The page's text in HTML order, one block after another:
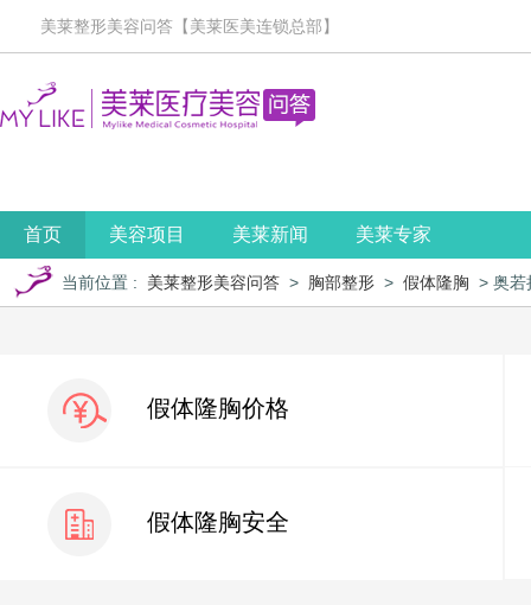
美莱整形美容问答【美莱医美连锁总部】
首页 美容项目 美莱新闻 美莱专家
当前位置 : 美莱整形美容问答 > 胸部整形 > 假体隆胸 > 奥若
假体隆胸价格
假体隆胸安全